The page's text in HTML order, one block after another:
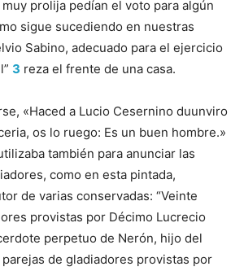
prolija pedían el voto para algún
sigue sucediendo en nuestras
Sabino, adecuado para el ejercicio
3 reza el frente de una casa.
«Haced a Lucio Cesernino duunviro
os lo ruego: Es un buen hombre.»
también para anunciar las
como en esta pintada,
de varias conservadas: “Veinte
provistas por Décimo Lucrecio
perpetuo de Nerón, hijo del
de gladiadores provistas por